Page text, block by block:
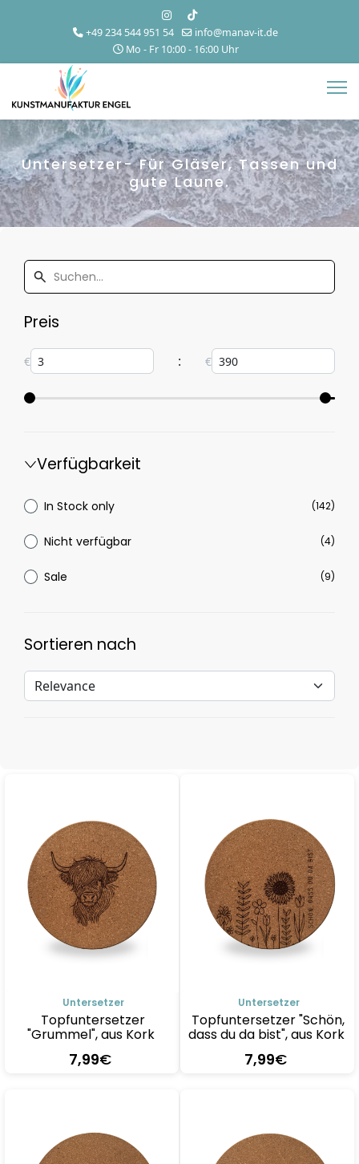
+49 234 544 951 54
info@manav-it.de
Mo - Fr 10:00 - 16:00 Uhr
Untersetzer- Für Gläser, Tassen und
gute Laune.
Preis
€ : €
Verfügbarkeit
In Stock only (142)
Nicht verfügbar (4)
Sale (9)
Sortieren nach
Untersetzer
Topfuntersetzer
"Grummel", aus Kork
7,99€
Untersetzer
Topfuntersetzer "Schön,
dass du da bist", aus Kork
7,99€